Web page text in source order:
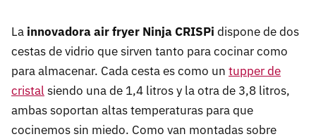
La innovadora air fryer Ninja CRISPi dispone de dos
cestas de vidrio que sirven tanto para cocinar como
para almacenar. Cada cesta es como un tupper de
cristalsiendo una de 1,4 litros y la otra de 3,8 litros,
ambas soportan altas temperaturas para que
cocinemos sin miedo. Como van montadas sobre